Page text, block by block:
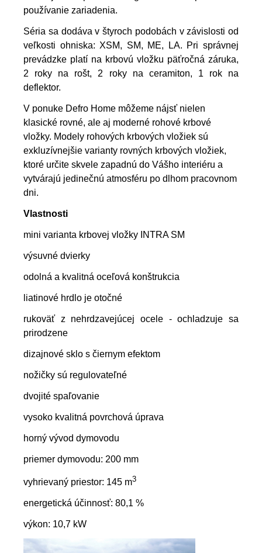
používanie zariadenia.
Séria sa dodáva v štyroch podobách v závislosti od
veľkosti ohniska: XSM, SM, ME, LA. Pri správnej
prevádzke platí na krbovú vložku päťročná záruka,
2 roky na rošt, 2 roky na ceramiton, 1 rok na
deflektor.
V ponuke Defro Home môžeme nájsť nielen
klasické rovné, ale aj moderné rohové krbové
vložky. Modely rohových krbových vložiek sú
exkluzívnejšie varianty rovných krbových vložiek,
ktoré určite skvele zapadnú do Vášho interiéru a
vytvárajú jedinečnú atmosféru po dlhom pracovnom
dni.
Vlastnosti
mini varianta krbovej vložky INTRA SM
výsuvné dvierky
odolná a kvalitná oceľová konštrukcia
liatinové hrdlo je otočné
rukoväť z nehrdzavejúcej ocele - ochladzuje sa
prirodzene
dizajnové sklo s čiernym efektom
nožičky sú regulovateľné
dvojité spaľovanie
vysoko kvalitná povrchová úprava
horný vývod dymovodu
priemer dymovodu: 200 mm
vyhrievaný priestor: 145 m3
energetická účinnosť: 80,1 %
výkon: 10,7 kW